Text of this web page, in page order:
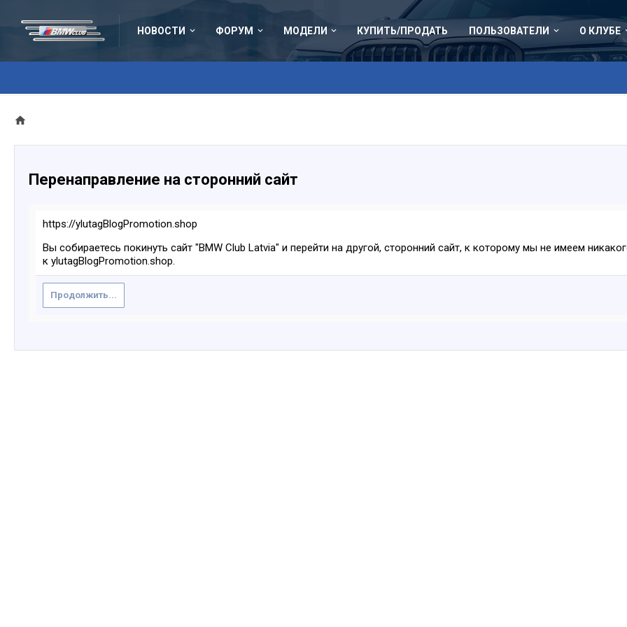
НОВОСТИ ФОРУМ МОДЕЛИ КУПИТЬ/ПРОДАТЬ ПОЛЬЗОВАТЕЛИ О КЛУБЕ
Перенаправление на сторонний сайт
https://ylutagBlogPromotion.shop
Вы собираетесь покинуть сайт "BMW Club Latvia" и перейти на другой, сторонний сайт, к которому мы не имеем
к ylutagBlogPromotion.shop.
Продолжить...